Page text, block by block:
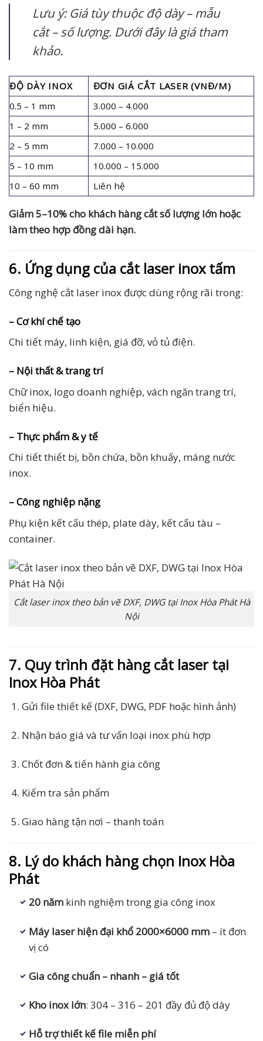
Lưu ý: Giá tùy thuộc độ dày – mẫu
cắt – số lượng. Dưới đây là giá tham
khảo.
ĐỘ DÀY INOX
ĐƠN GIÁ CẮT LASER (VNĐ/M)
0.5 – 1 mm
3.000 – 4.000
1 – 2 mm
5.000 – 6.000
2 – 5 mm
7.000 – 10.000
5 – 10 mm
10.000 – 15.000
10 – 60 mm
Liên hệ
Giảm 5–10% cho khách hàng cắt số lượng lớn hoặc
làm theo hợp đồng dài hạn.
6. Ứng dụng của cắt laser inox tấm
Công nghệ cắt laser inox được dùng rộng rãi trong:
– Cơ khí chế tạo
Chi tiết máy, linh kiện, giá đỡ, vỏ tủ điện.
– Nội thất & trang trí
Chữ inox, logo doanh nghiệp, vách ngăn trang trí,
biển hiệu.
– Thực phẩm & y tế
Chi tiết thiết bị, bồn chứa, bồn khuấy, máng nước
inox.
– Công nghiệp nặng
Phụ kiện kết cấu thép, plate dày, kết cấu tàu –
container.
Cắt laser inox theo bản vẽ DXF, DWG tại Inox Hòa Phát Hà
Nội
7. Quy trình đặt hàng cắt laser tại
Inox Hòa Phát
Gửi file thiết kế (DXF, DWG, PDF hoặc hình ảnh)
Nhận báo giá và tư vấn loại inox phù hợp
Chốt đơn & tiến hành gia công
Kiểm tra sản phẩm
Giao hàng tận nơi – thanh toán
8. Lý do khách hàng chọn Inox Hòa
Phát
20 nămkinh nghiệm trong gia công inox
Máy laser hiện đại khổ 2000×6000 mm– ít đơn
vị có
Gia công chuẩn – nhanh – giá tốt
Kho inox lớn: 304 – 316 – 201 đầy đủ độ dày
Hỗ trợ thiết kế file miễn phí